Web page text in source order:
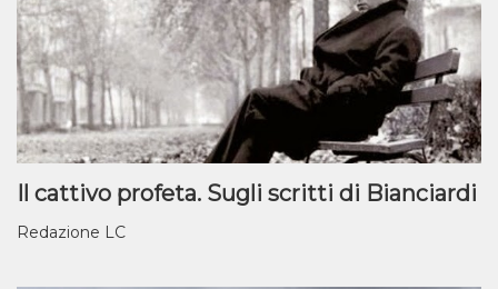
Il cattivo profeta. Sugli scritti di Bianciardi
Redazione LC